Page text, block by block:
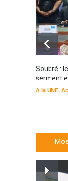
Soubré :
serment
A la UNE,